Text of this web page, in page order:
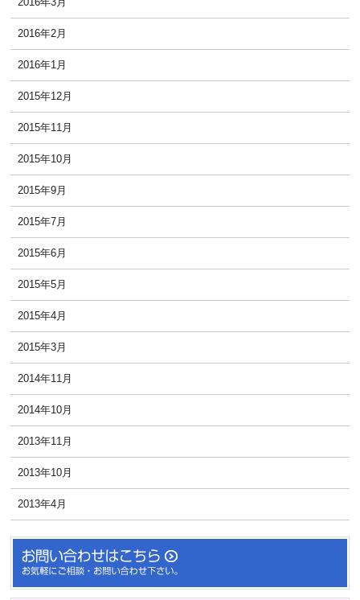
2016年2月
2016年1月
2015年12月
2015年11月
2015年10月
2015年9月
2015年7月
2015年6月
2015年5月
2015年4月
2015年3月
2014年11月
2014年10月
2013年11月
2013年10月
2013年4月